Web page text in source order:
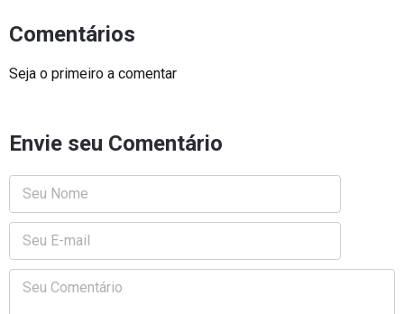
Comentários
Seja o primeiro a comentar
Envie seu Comentário